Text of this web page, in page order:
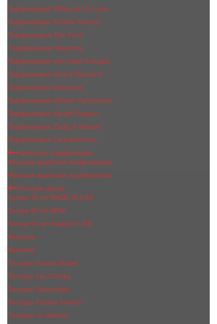
Парфюмерия Tiffany & Co Love
Парфюмерия Tiziana Terenzi
Парфюмерия Tom Ford
Парфюмерия Valentino
Парфюмерия Van Cleef & Arpels
Парфюмерия Vertus Narcos'is
Парфюмерия Victorious
Парфюмерия Vilhelm Parfumerie
Парфюмерия Xerjoff Sospiro
Парфюмерия Zadig & Voltaire
Парфюмерия Zarkoperfume
Арабская парфюмерия
Женская арабская парфюмерия
Мужская арабская парфюмерия
Тестеры духов
Тестер 35 ml MADE IN UAE
Тестер 60 ml NEW
Тестер 50 мл Made In UAE
Женские
Мужские
Тестеры Franck Boclet
Тестеры Les Contes
Тестеры Nasomatto
Тестеры Tiziana Terenzi
Тестеры Jо Malоnе